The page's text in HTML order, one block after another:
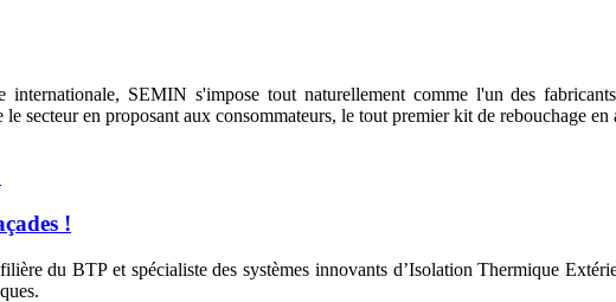
internationale, SEMIN s'impose tout naturellement comme l'un des
en proposant aux consommateurs, le tout premier kit de rebouchage en
!
du BTP et spécialiste des systèmes innovants d’Isolation Thermique